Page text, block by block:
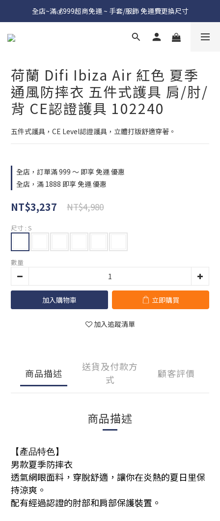
全店~滿💰999超商免運 ~ 手套/服飾 免運費更換尺寸
荷蘭 Difi Ibiza Air 紅色 夏季
通風防摔衣 五件式護具 肩/肘/
背 CE認證護具 102240
五件式護具，CE Level認證護具，立體打版舒適穿著。
全店，訂單滿 999 ～ 即享 免運 優惠
全店，滿 1888 即享 免運 優惠
NT$3,237 NT$4,980
尺寸 : S
數量
加入購物車 立即購買
加入追蹤清單
商品描述
送貨及付款方
式
顧客評價
商品描述
【產品特色】
男款夏季防摔衣
透氣網眼面料，穿脫舒適，讓你在炎熱的夏日里保
持涼爽。
配有經過認證的肘部和肩部保護裝置。